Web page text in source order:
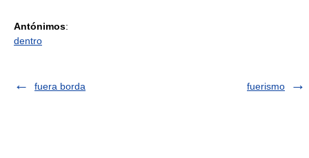
Antónimos:
dentro
fuera borda fuerismo